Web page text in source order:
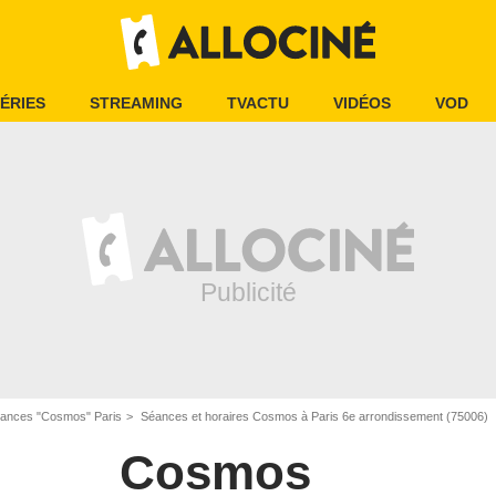
STREAMING TVACTU VIDÉOS VOD
"Cosmos" Paris Séances et horaires Cosmos à Paris 6e arrondissement (75006)
Cosmos